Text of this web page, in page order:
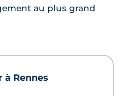
au plus grand
à Rennes